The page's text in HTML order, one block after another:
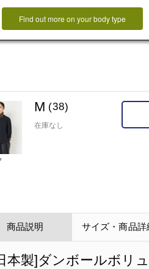
Find out more on your body type
M (38)
在庫なし
商品説明 サイズ・商品詳
本製]ダンボールボリ